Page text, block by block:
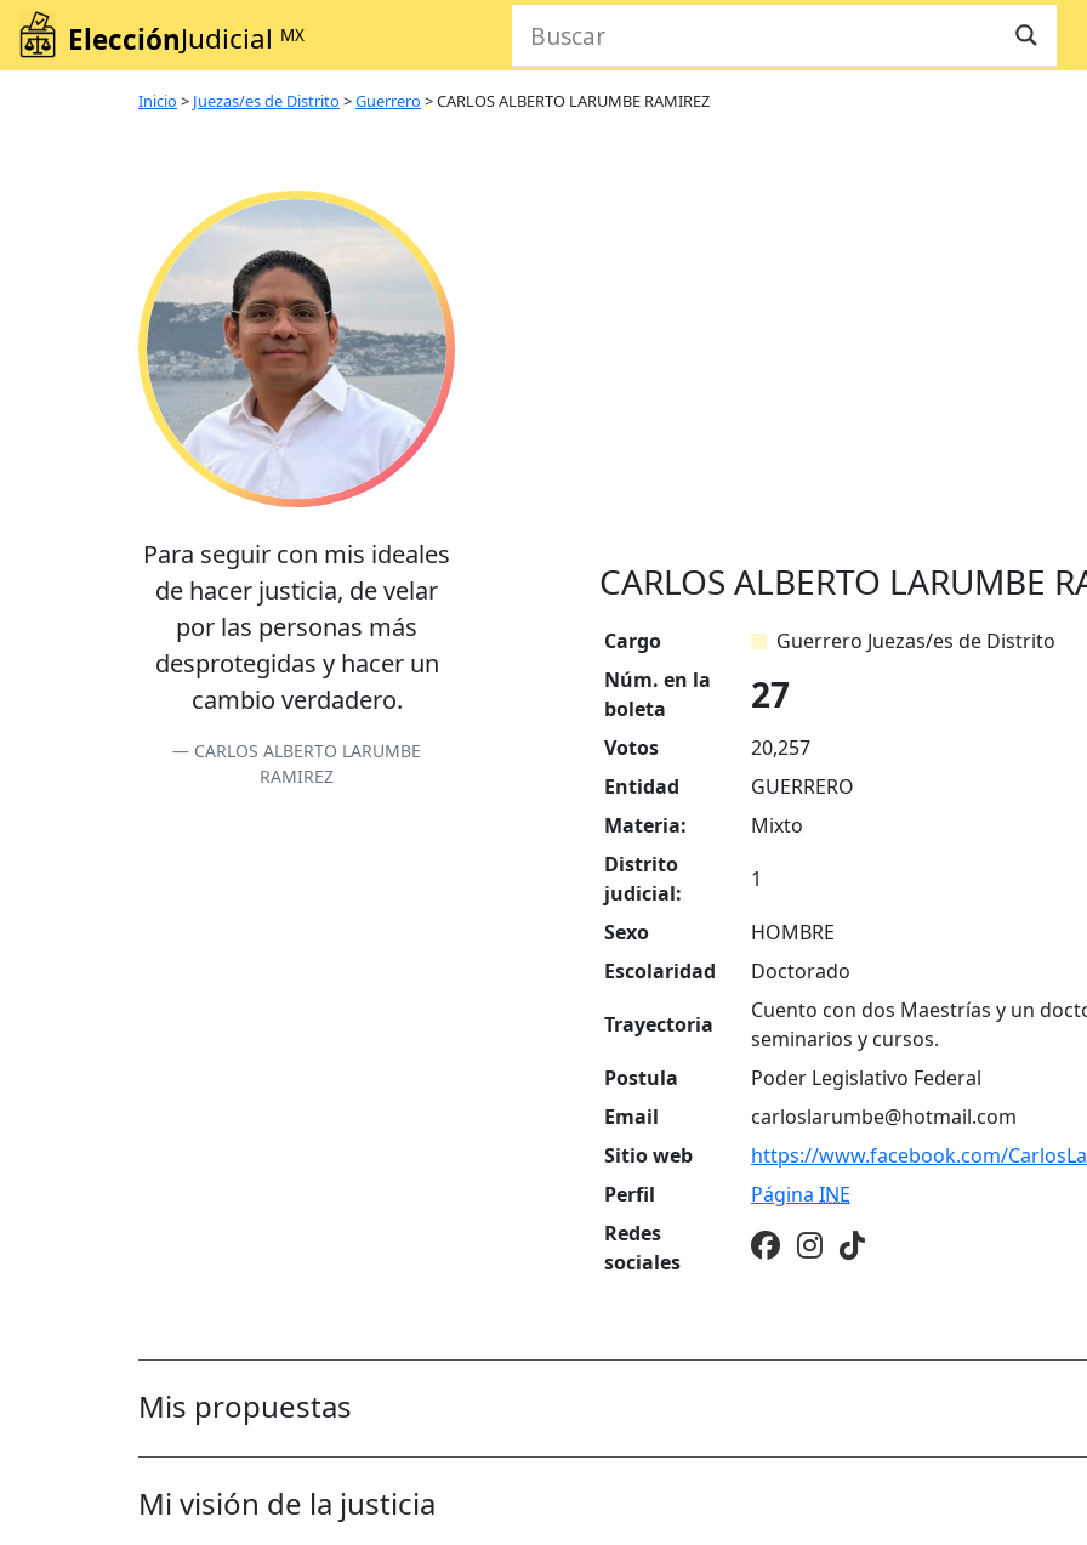
ElecciónJudicial MX
Inicio > Juezas/es de Distrito >Guerrero >CARLOS ALBERTO LARUMBE RAMIREZ
Para seguir con mis ideales
de hacer justicia, de velar
por las personas más
desprotegidas y hacer un
cambio verdadero.
CARLOS ALBERTO LARUMBE
RAMIREZ
CARLOS ALBERTO LARUMBE
Cargo
Guerrero Juezas/es de Distrito
Núm. en la
boleta
27
Votos
20,257
Entidad
GUERRERO
Materia:
Mixto
Distrito
judicial:
1
Sexo
HOMBRE
Escolaridad
Doctorado
Trayectoria
Cuento con dos Maestrías y un
seminarios y cursos.
Postula
Poder Legislativo Federal
Email
carloslarumbe@hotmail.com
Sitio web
https://www.facebook.com/
Perfil
Página INE
Redes
sociales
Mis propuestas
Mi visión de la justicia